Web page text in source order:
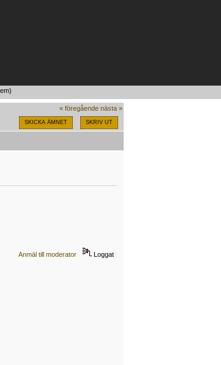
« föregående nästa »
SKICKA ÄMNET SKRIV UT
Anmäl till moderator Loggat